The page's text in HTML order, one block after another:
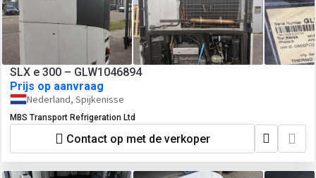
SLX e 300 – GLW1046894
Prijs op aanvraag
Nederland, Spijkenisse
MBS Transport Refrigeration Ltd
Contact op met de verkoper